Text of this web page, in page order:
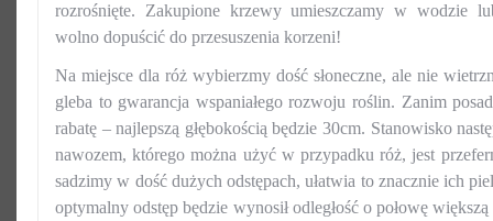
rozrośnięte. Zakupione krzewy umieszczamy w wodzie
wolno dopuścić do przesuszenia korzeni!
Na miejsce dla róż wybierzmy dość słoneczne, ale nie
gleba to gwarancja wspaniałego rozwoju roślin. Zanim
rabatę – najlepszą głębokością będzie 30cm. Stanowisko
nawozem, którego można użyć w przypadku róż, jest
sadzimy w dość dużych odstępach, ułatwia to znacznie ich
optymalny odstęp będzie wynosił odległość o połowę